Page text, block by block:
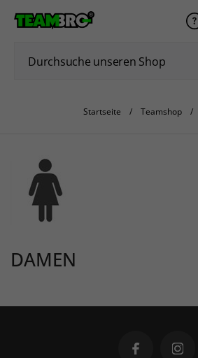
Startseite Teamshop
DAMEN